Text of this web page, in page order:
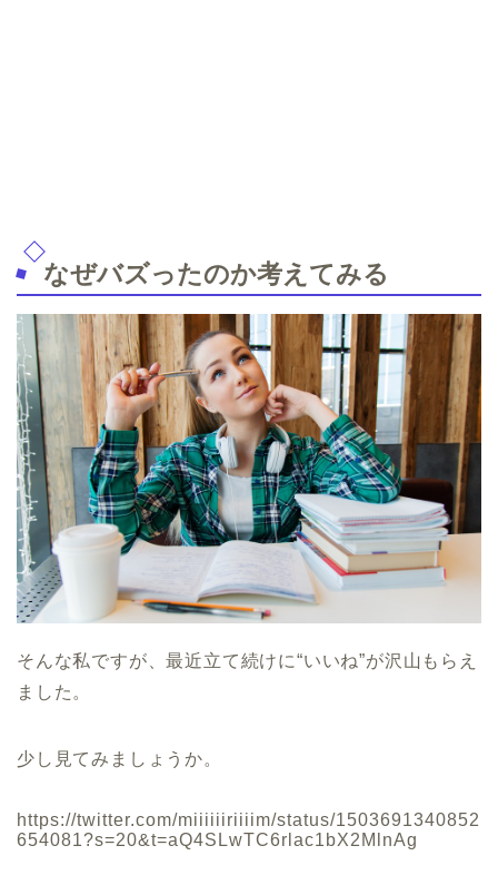
なぜバズったのか考えてみる
そんな私ですが、最近立て続けに“いいね”が沢山もらえ
ました。
少し見てみましょうか。
https://twitter.com/miiiiiiriiiim/status/1503691340852
654081?s=20&t=aQ4SLwTC6rlac1bX2MlnAg